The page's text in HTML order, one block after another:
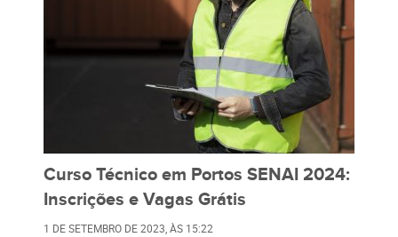
Curso Técnico em Portos SENAI 2024:
Inscrições e Vagas Grátis
1 DE SETEMBRO DE 2023 , ÀS 15:22